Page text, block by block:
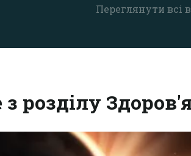
Переглянути всі
розділу